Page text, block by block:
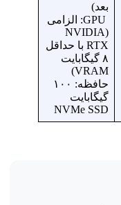
بعد)
GPU: الزامی
(NVIDIA
RTX با حداقل
۸ گیگابایت
VRAM)
حافظه: ۱۰۰
گیگابایت
NVMe SSD